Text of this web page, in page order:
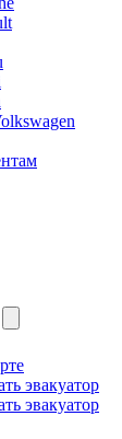
эвакуатор
эвакуатор